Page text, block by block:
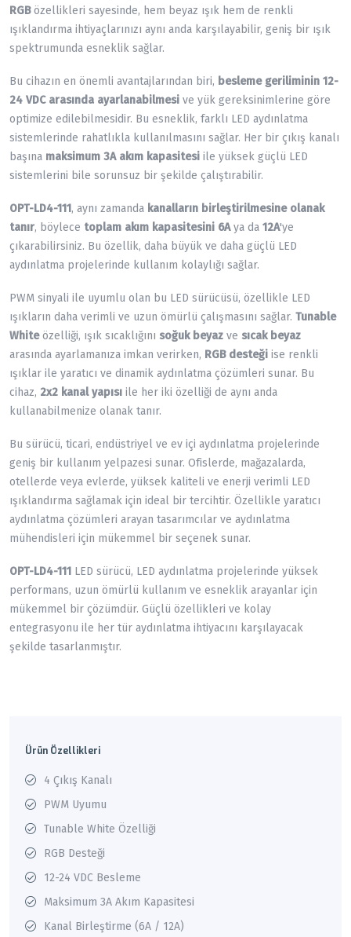
RGBözellikleri sayesinde, hem beyaz ışık hem de renkli
ışıklandırma ihtiyaçlarınızı aynı anda karşılayabilir, geniş bir ışık
spektrumunda esneklik sağlar.
Bu cihazın en önemli avantajlarından biri, besleme geriliminin 12-
24 VDC arasında ayarlanabilmesi ve yük gereksinimlerine göre
optimize edilebilmesidir. Bu esneklik, farklı LED aydınlatma
sistemlerinde rahatlıkla kullanılmasını sağlar. Her bir çıkış kanalı
başına maksimum 3A akım kapasitesi ile yüksek güçlü LED
sistemlerini bile sorunsuz bir şekilde çalıştırabilir.
OPT-LD4-111, aynı zamanda kanalların birleştirilmesine olanak
tanır, böylece toplam akım kapasitesini 6Aya da 12A'ye
çıkarabilirsiniz. Bu özellik, daha büyük ve daha güçlü LED
aydınlatma projelerinde kullanım kolaylığı sağlar.
PWM sinyali ile uyumlu olan bu LED sürücüsü, özellikle LED
ışıkların daha verimli ve uzun ömürlü çalışmasını sağlar. Tunable
Whiteözelliği, ışık sıcaklığını soğuk beyaz ve sıcak beyaz
arasında ayarlamanıza imkan verirken, RGB desteği ise renkli
ışıklar ile yaratıcı ve dinamik aydınlatma çözümleri sunar. Bu
cihaz, 2x2 kanal yapısı ile her iki özelliği de aynı anda
kullanabilmenize olanak tanır.
Bu sürücü, ticari, endüstriyel ve ev içi aydınlatma projelerinde
geniş bir kullanım yelpazesi sunar. Ofislerde, mağazalarda,
otellerde veya evlerde, yüksek kaliteli ve enerji verimli LED
ışıklandırma sağlamak için ideal bir tercihtir. Özellikle yaratıcı
aydınlatma çözümleri arayan tasarımcılar ve aydınlatma
mühendisleri için mükemmel bir seçenek sunar.
OPT-LD4-111 LED sürücü, LED aydınlatma projelerinde yüksek
performans, uzun ömürlü kullanım ve esneklik arayanlar için
mükemmel bir çözümdür. Güçlü özellikleri ve kolay
entegrasyonu ile her tür aydınlatma ihtiyacını karşılayacak
şekilde tasarlanmıştır.
Ürün Özellikleri
4 Çıkış Kanalı
PWM Uyumu
Tunable White Özelliği
RGB Desteği
12-24 VDC Besleme
Maksimum 3A Akım Kapasitesi
Kanal Birleştirme (6A / 12A)